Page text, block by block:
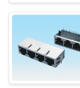
POLICYtête